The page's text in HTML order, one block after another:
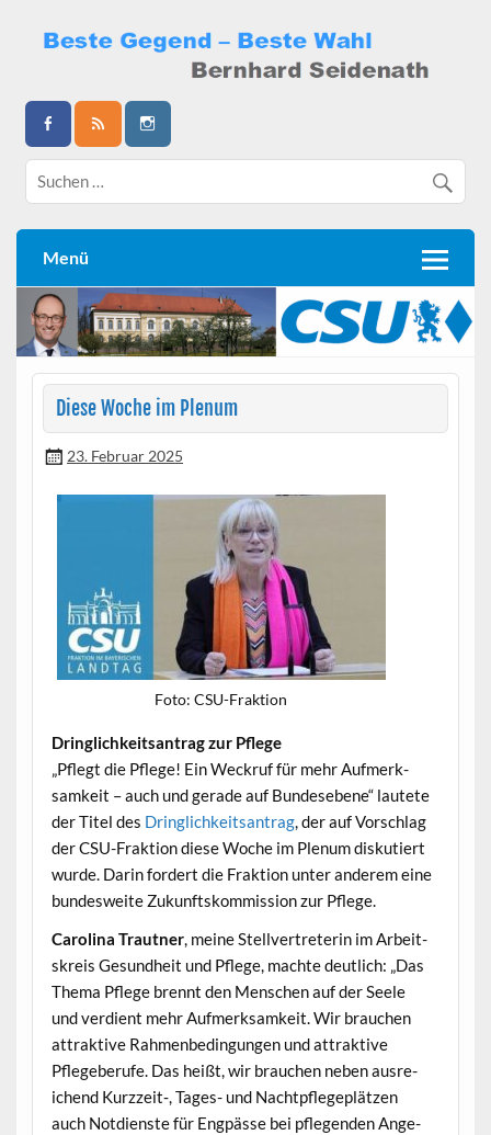
content
Bernhard Seidenath
Menü
Diese Woche im Plenum
23. Februar 2025
Foto: CSU-Frak­tion
Dringlichkeit­santrag zur Pflege
„Pflegt die Pflege! Ein Weck­ruf für mehr Aufmerk­
samkeit – auch und ger­ade auf Bun­de­sebene“ lautete
der Titel des Dringlichkeit­santrag, der auf Vorschlag
der CSU-Frak­tion diese Woche im Plenum disku­tiert
wurde. Darin fordert die Frak­tion unter anderem eine
bun­desweite Zukun­ft­skom­mis­sion zur Pflege.
Car­oli­na Traut­ner, meine Stel­lvertreterin im Arbeit­
skreis Gesund­heit und Pflege, machte deut­lich: „Das
The­ma Pflege bren­nt den Men­schen auf der Seele
und ver­di­ent mehr Aufmerk­samkeit. Wir brauchen
attrak­tive Rah­menbe­din­gun­gen und attrak­tive
Pflege­berufe. Das heißt, wir brauchen neben aus­re­
ichend Kurzzeit‑, Tages- und Nachtpflege­plätzen
auch Not­di­en­ste für Eng­pässe bei pfle­gen­den Ange­